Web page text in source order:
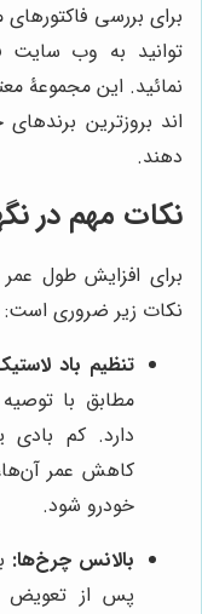
برای بررسی
توانید به وب سایت
نمائید. این مجموعۀ
اند بروزترین
دهند.
نکات مهم در
برای افزایش طول
نکات زیر ضروری است:
تنظیم باد
مطابق با
دارد. کم بادی
کاهش عمر
خودرو شود.
بالانس چرخ‌ها:
پس از تعویض